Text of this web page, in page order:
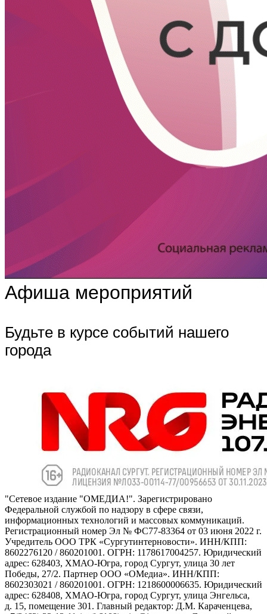
Афиша мероприятий
Будьте в курсе событий нашего
города
"Сетевое издание "ОМЕДИА!". Зарегистрировано
Федеральной службой по надзору в сфере связи,
информационных технологий и массовых коммуникаций.
Регистрационный номер Эл № ФС77-83364 от 03 июня 2022 г.
Учредитель ООО ТРК «Сургутинтерновости». ИНН/КПП:
8602276120 / 860201001. ОГРН: 1178617004257. Юридический
адрес: 628403, ХМАО-Югра, город Сургут, улица 30 лет
Победы, 27/2. Партнер ООО «ОМедиа». ИНН/КПП:
8602303021 / 860201001. ОГРН: 1218600006635. Юридический
адрес: 628408, ХМАО-Югра, город Сургут, улица Энгельса,
д. 15, помещение 301. Главный редактор: Д.М. Караченцева,